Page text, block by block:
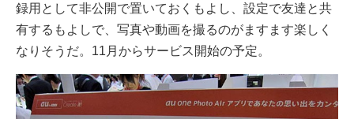
録用として非公開で置いておくもよし、設定で友達と共
有するもよしで、写真や動画を撮るのがますます楽しく
なりそうだ。11月からサービス開始の予定。